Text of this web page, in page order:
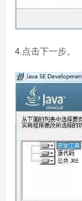
4.点击下一步。